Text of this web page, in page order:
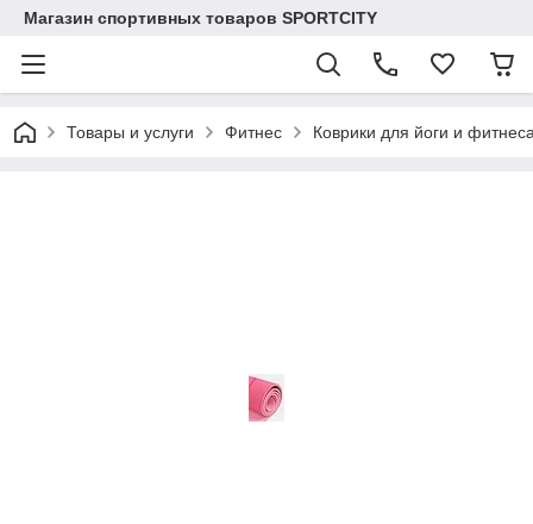
Магазин спортивных товаров SPORTCITY
Товары и услуги Фитнес Коврики для йоги и